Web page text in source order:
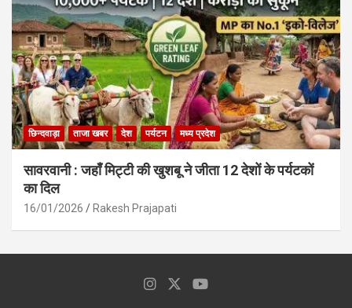
छिन्दवाड़ा ताजा खबर देश पर्यटन मध्य प्रदेश
सावरवानी : जहाँ मिट्टी की खुशबू ने जीता 12 देशों के पर्यटकों
का दिल
16/01/2026 Rakesh Prajapati